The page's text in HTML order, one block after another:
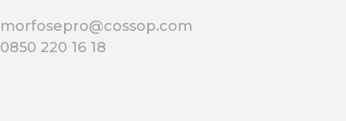
morfosepro@cossop.com
0850 220 16 18